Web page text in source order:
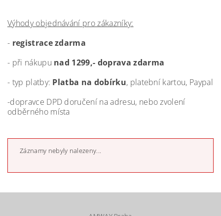
Výhody objednávání pro zákazníky:
- registrace zdarma
- při nákupu nad 1299,- doprava zdarma
- typ platby: Platba na dobírku, platební kartou, Paypal
-dopravce DPD doručení na adresu, nebo zvolení
odběrného místa
Záznamy nebyly nalezeny...